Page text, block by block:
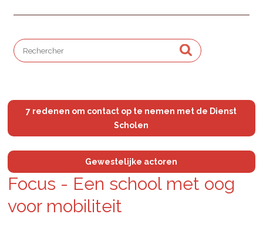
7 redenen om contact op te nemen met de Dienst
Scholen
Gewestelijke actoren
Focus - Een school met oog
voor mo­bi­li­teit